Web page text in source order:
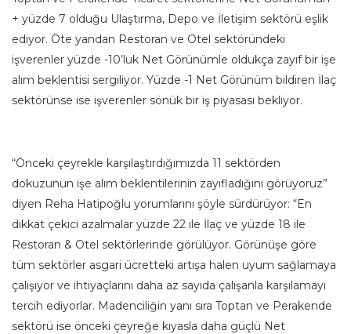
+ yüzde 7 olduğu Ulaştırma, Depo ve İletişim sektörü eşlik
ediyor. Öte yandan Restoran ve Otel sektöründeki
işverenler yüzde -10’luk Net Görünümle oldukça zayıf bir işe
alım beklentisi sergiliyor. Yüzde -1 Net Görünüm bildiren İlaç
sektörünse ise işverenler sönük bir iş piyasası bekliyor.
“Önceki çeyrekle karşılaştırdığımızda 11 sektörden
dokuzunun işe alım beklentilerinin zayıfladığını görüyoruz”
diyen Reha Hatipoğlu yorumlarını şöyle sürdürüyor: “En
dikkat çekici azalmalar yüzde 22 ile İlaç ve yüzde 18 ile
Restoran & Otel sektörlerinde görülüyor. Görünüşe göre
tüm sektörler asgari ücretteki artışa halen uyum sağlamaya
çalışıyor ve ihtiyaçlarını daha az sayıda çalışanla karşılamayı
tercih ediyorlar. Madenciliğin yanı sıra Toptan ve Perakende
sektörü ise önceki çeyreğe kıyasla daha güçlü Net